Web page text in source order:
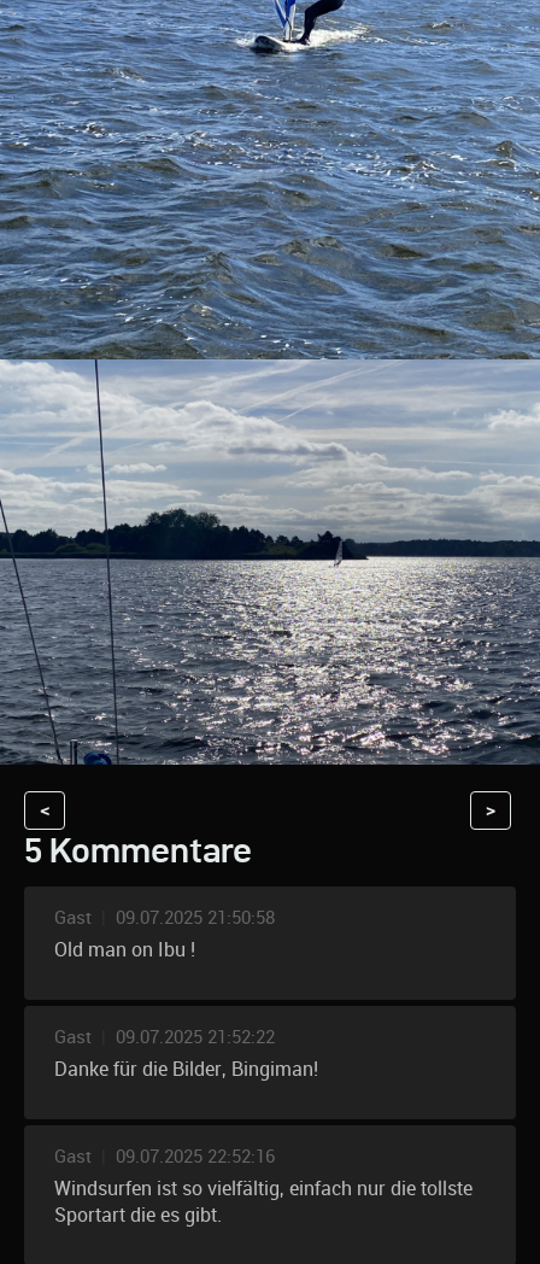
< >
5 Kommentare
Gast 09.07.2025 21:50:58
Old man on Ibu !
Gast 09.07.2025 21:52:22
Danke für die Bilder, Bingiman!
Gast 09.07.2025 22:52:16
Windsurfen ist so vielfältig, einfach nur die tollste
Sportart die es gibt.